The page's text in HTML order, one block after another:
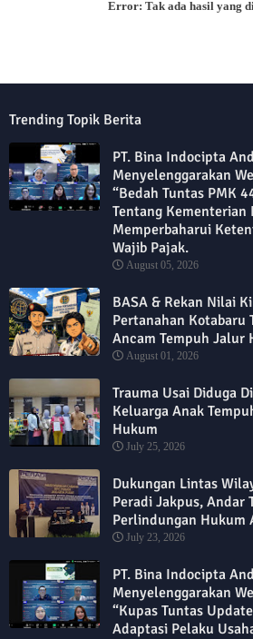
Error: Tak ada hasil yang
Trending Topik Berita
PT. Bina Indocipta
Menyelenggarakan
“Bedah Tuntas PMK
Tentang Kementerian
Memperbaharui
Wajib Pajak.
August 05, 2026
BASA & Rekan Nilai
Pertanahan Kotabaru
Ancam Tempuh Jalur
August 01, 2026
Trauma Usai Diduga
Keluarga Anak
Hukum
July 25, 2026
Dukungan Lintas
Peradi Jakpus, Andar
Perlindungan Hukum
July 23, 2026
PT. Bina Indocipta
Menyelenggarakan
“Kupas Tuntas
Adaptasi Pelaku